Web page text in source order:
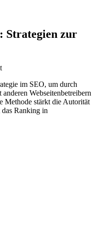
Strategien zur
im SEO, um durch
Webseitenbetreibern
Methode stärkt die Autorität
das Ranking in